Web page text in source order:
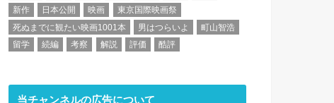
新作
日本公開 映画
東京国際映画祭
死ぬまでに観たい映画1001本
男はつらいよ
町山智浩
留学
続編 考察 解説 評価 酷評
当チャンネルの広告について